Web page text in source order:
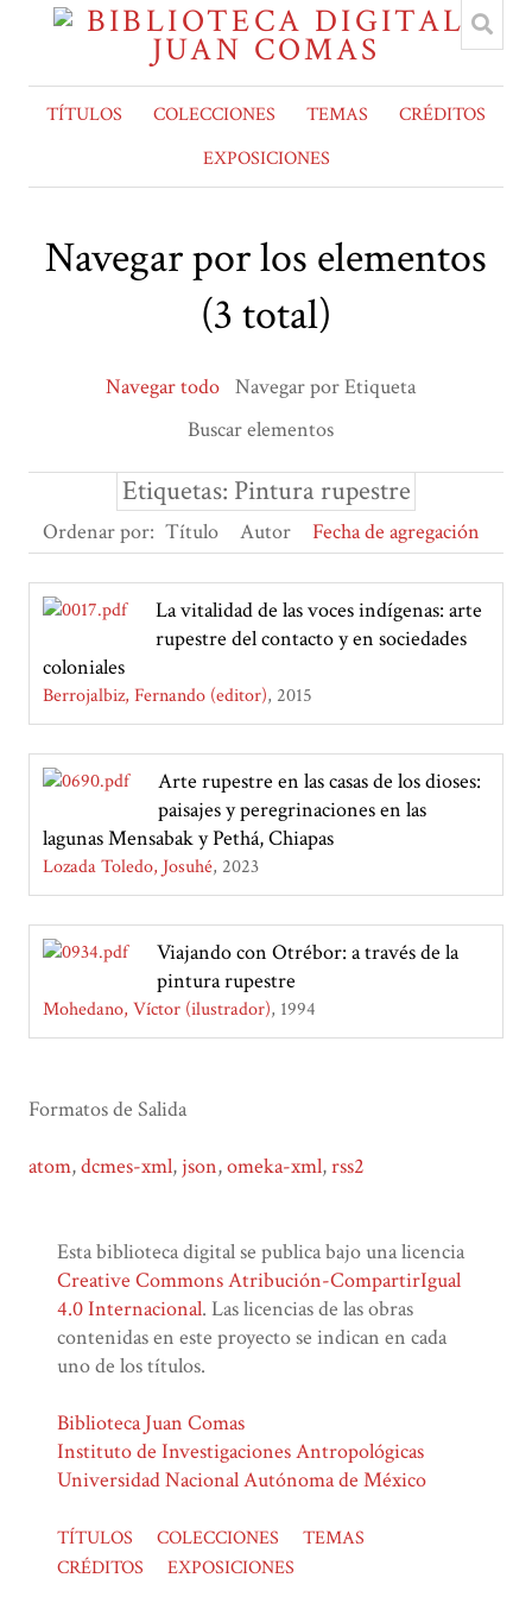
TÍTULOS COLECCIONES TEMAS
CRÉDITOS
EXPOSICIONES
Navegar por los elementos
(3 total)
Navegar todo Navegar por Etiqueta
Buscar elementos
Etiquetas: Pintura rupestre
Ordenar por: Título Autor Fecha de agregación
La vitalidad de las voces indígenas: arte
rupestre del contacto y en sociedades
coloniales
Berrojalbiz, Fernando (editor) 2015
Arte rupestre en las casas de los dioses:
paisajes y peregrinaciones en las
lagunas Mensabak y Pethá, Chiapas
Lozada Toledo, Josuhé 2023
Viajando con Otrébor: a través de la
pintura rupestre
Mohedano, Víctor (ilustrador) 1994
Formatos de Salida
atom,dcmes-xml, json,omeka-xml,rss2
Esta biblioteca digital se publica bajo una licencia
Creative Commons Atribución-CompartirIgual
4.0 Internacional. Las licencias de las obras
contenidas en este proyecto se indican en cada
uno de los títulos.
Biblioteca Juan Comas
Instituto de Investigaciones Antropológicas
Universidad Nacional Autónoma de México
TÍTULOS COLECCIONES
TEMAS
CRÉDITOS
EXPOSICIONES